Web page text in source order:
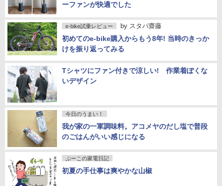
ーファンが快適でした
e-bike試乗レビュー by スタパ齋藤
初めてのe-bike購入からもう8年! 当時のきっか
けを振り返ってみる
Tシャツにファン付きで涼しい! 作業着ぽくな
いデザイン
今日のうまい！
我が家の一軍調味料。アコメヤのだし塩で普段
のごはんがいい感じになる
ぷーこの家電日記
初夏の手仕事は爽やかな山椒